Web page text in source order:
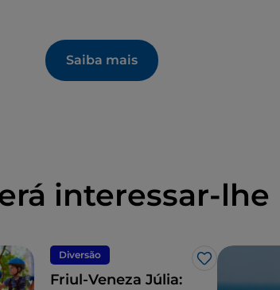
Saiba mais
interessar-lhe
Diversão
Gosto
Friul-Veneza Júlia: